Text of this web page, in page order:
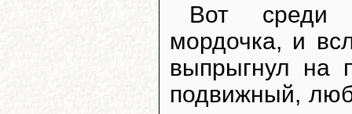
Вот среди
мордочка, и
выпрыгнул на
подвижный,